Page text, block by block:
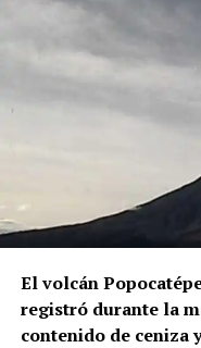
El volcán
registró durante la
contenido de ceniza